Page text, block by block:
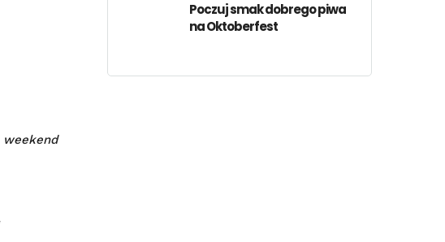
weekend
Poczuj smak dobrego piwa
na Oktoberfest